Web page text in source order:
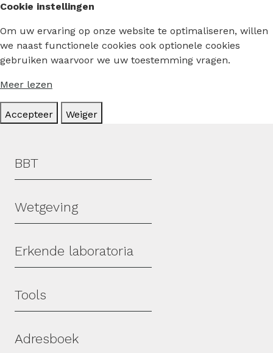
Cookie instellingen
Om uw ervaring op onze website te optimaliseren, willen
we naast functionele cookies ook optionele cookies
gebruiken waarvoor we uw toestemming vragen.
Meer lezen
Accepteer Weiger
Hoofdmenu
BBT
Wetgeving
Erkende laboratoria
Tools
Adresboek